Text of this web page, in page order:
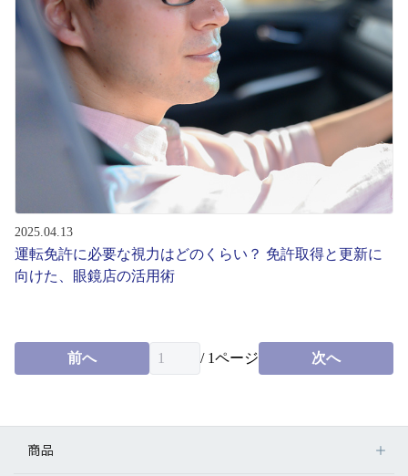
2025.04.13
運転免許に必要な視力はどのくらい？ 免許取得と更新に
向けた、眼鏡店の活用術
前へ / 1ページ 次へ
商品